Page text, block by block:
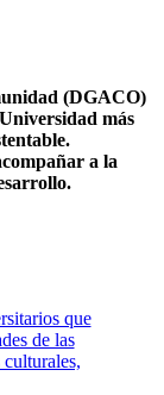
(DGACO)
más
a la
que
de las
culturales,